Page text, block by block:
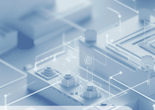
產品
GenieATM系列
解決方案